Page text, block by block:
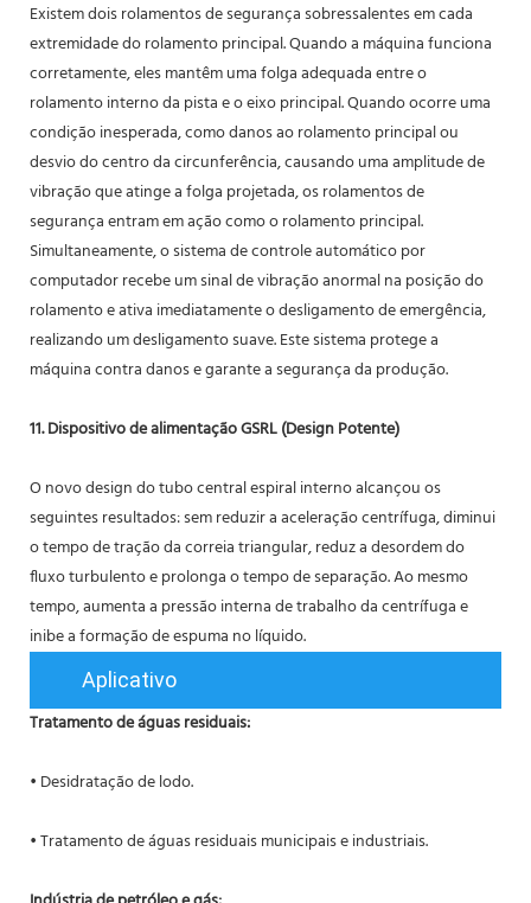
Existem dois rolamentos de segurança sobressalentes em cada
extremidade do rolamento principal. Quando a máquina funciona
corretamente, eles mantêm uma folga adequada entre o
rolamento interno da pista e o eixo principal. Quando ocorre uma
condição inesperada, como danos ao rolamento principal ou
desvio do centro da circunferência, causando uma amplitude de
vibração que atinge a folga projetada, os rolamentos de
segurança entram em ação como o rolamento principal.
Simultaneamente, o sistema de controle automático por
computador recebe um sinal de vibração anormal na posição do
rolamento e ativa imediatamente o desligamento de emergência,
realizando um desligamento suave. Este sistema protege a
máquina contra danos e garante a segurança da produção.
11. Dispositivo de alimentação GSRL (Design Potente)
O novo design do tubo central espiral interno alcançou os
seguintes resultados: sem reduzir a aceleração centrífuga, diminui
o tempo de tração da correia triangular, reduz a desordem do
fluxo turbulento e prolonga o tempo de separação. Ao mesmo
tempo, aumenta a pressão interna de trabalho da centrífuga e
inibe a formação de espuma no líquido.
Aplicativo
Tratamento de águas residuais:
• Desidratação de lodo.
• Tratamento de águas residuais municipais e industriais.